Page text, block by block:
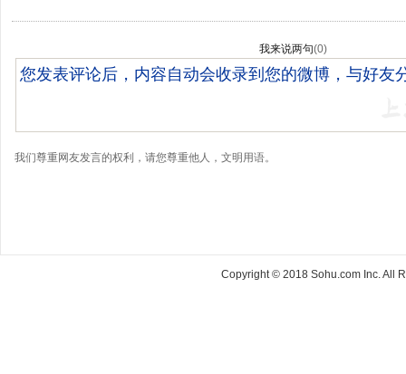
我来说两句(0)
我们尊重网友发言的权利，请您尊重他人，文明用语。
Copyright © 2018 Sohu.com Inc. All